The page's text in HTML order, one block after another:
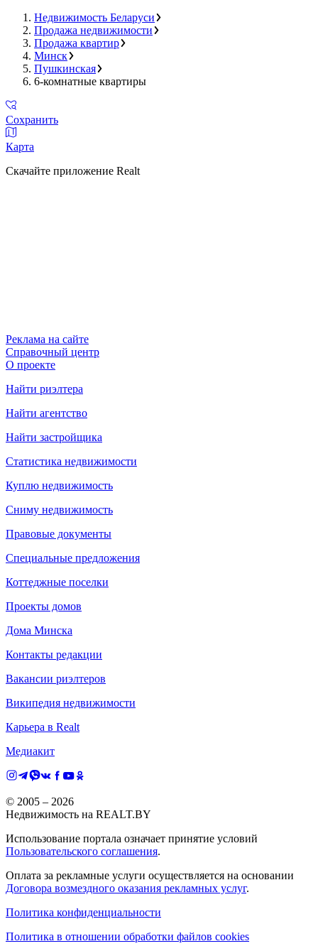
Недвижимость Беларуси
Продажа недвижимости
Продажа квартир
Минск
Пушкинская
6-комнатные квартиры
Сохранить
Карта
Скачайте приложение Realt
Реклама на сайте
Справочный центр
О проекте
Найти риэлтера
Найти агентство
Найти застройщика
Статистика недвижимости
Куплю недвижимость
Сниму недвижимость
Правовые документы
Специальные предложения
Коттеджные поселки
Проекты домов
Дома Минска
Контакты редакции
Вакансии риэлтеров
Википедия недвижимости
Карьера в Realt
Медиакит
© 2005 – 2026
Недвижимость на REALT.BY
Использование портала означает принятие условий
Пользовательского соглашения.
Оплата за рекламные услуги осуществляется на основании
Договора возмездного оказания рекламных услуг.
Политика конфиденциальности
Политика в отношении обработки файлов cookies